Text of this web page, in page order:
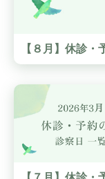
耳鼻咽
泌尿器科
眼科
麻酔科
地域連
【８月】休診・